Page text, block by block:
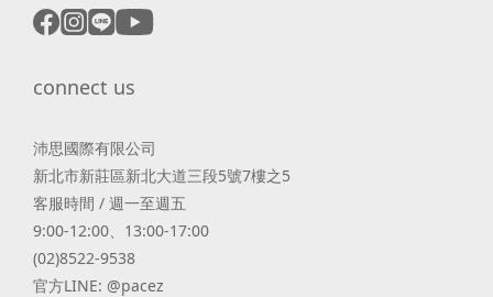
這片膜對筆尖超友善，不會像有些紙膜很快就把筆尖磨平，荷
包有
connect us
沛思國際有限公司
新北市新莊區新北大道三段5號7樓之5
客服時間 / 週一至週五
9:00-12:00、13:00-17:00
(02)8522-9538
官方LINE: @pacez